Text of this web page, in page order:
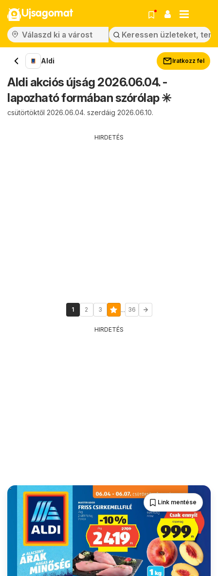
Ujsagomat
Aldi Iratkozz fel
Aldi akciós újság 2026.06.04. -
lapozható formában szórólap ✳️
csütörtöktől 2026.06.04. szerdáig 2026.06.10.
HIRDETÉS
1 2 3 ... 36
HIRDETÉS
Link mentése